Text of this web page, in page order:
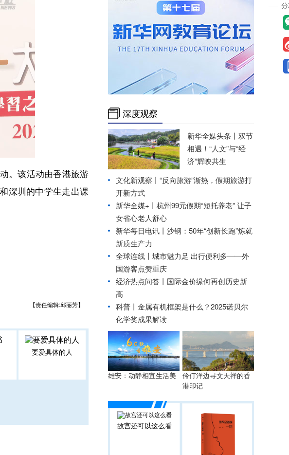
。该活动由香港旅游
深圳的中学生走出课
【责任编辑:邱丽芳】
要爱具体的人
深度观察
新华全媒头条丨 双节
相遇！“人文”与“经
济”辉映共生
文化新观察丨 “反向旅游”渐热，假期旅游打
开新方式
新华全媒+丨 杭州99元假期“短托养老” 让子
女省心老人舒心
新华每日电讯丨 沙钢：50年“创新长跑”炼就
新质生产力
全球连线丨 城市魅力足 出行便利多——外
国游客点赞重庆
经济热点问答丨国际金价缘何再创历史新
高
科普丨金属有机框架是什么？2025诺贝尔
化学奖成果解读
雄安：动静相宜生活美
伶仃洋边寻文天祥的香
港印记
故宫还可以这么看